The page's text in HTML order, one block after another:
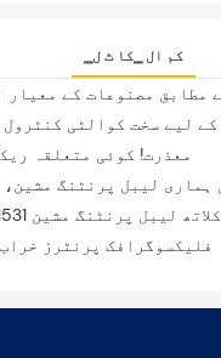
▁کم ال ▁کا ٹ ل
مطابق مصنوعات کے معیار
لیے سخت کوالٹی
معذرت! کوئی متعلقہ
ہماری لیبل پرنٹنگ
فلیکسوگرافک پرنٹرز